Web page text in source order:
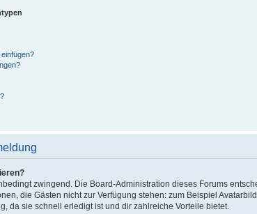
zwingend. Die Board-Administration dieses Forums
die Gästen nicht zur Verfügung stehen: zum Beispiel
da sie schnell erledigt ist und dir zahlreiche Vorteile bietet.